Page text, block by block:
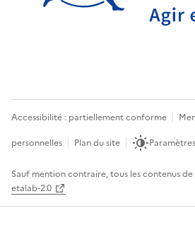
Accessibilité : partiellement conforme
personnelles
Plan du site
Sauf mention contraire, tous les contenus de
etalab-2.0